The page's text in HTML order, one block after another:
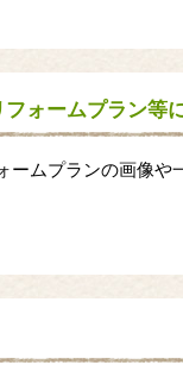
ォームプラン等
ームプランの画像